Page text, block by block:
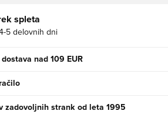
spleta
5 delovnih dni
dostava nad 109 EUR
zadovoljnih strank od leta 1995